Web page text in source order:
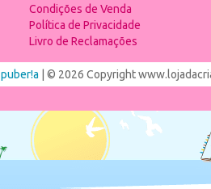
Condições de Venda
Política de Privacidade
Livro de Reclamações
puber!a | © 2026 Copyright